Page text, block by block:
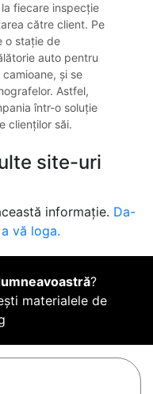
fiecare inspecție
către client. Pe
o stație de
auto pentru
și se
Astfel,
într-o soluție
clienților săi.
site-uri
informație. Da-
vă loga.
?
materialele de